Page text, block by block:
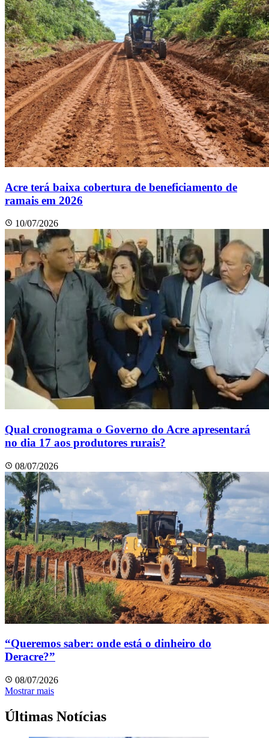
Acre terá baixa cobertura de beneficiamento de
ramais em 2026
10/07/2026
Qual cronograma o Governo do Acre apresentará
no dia 17 aos produtores rurais?
08/07/2026
“Queremos saber: onde está o dinheiro do
Deracre?”
08/07/2026
Mostrar mais
Últimas Notícias